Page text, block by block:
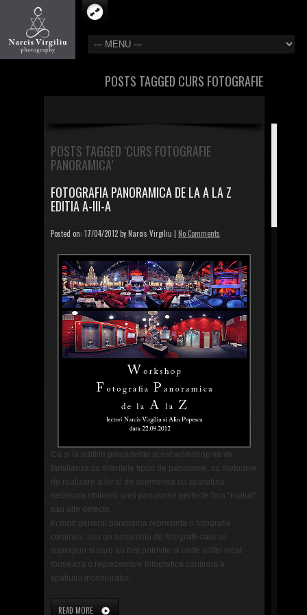
POSTS TAGGED CURS FOTOGRAFIE
POSTS TAGGED ‘CURS FOTOGRAFIE
PANORAMICA’
FOTOGRAFIA PANORAMICA DE LA A LA Z
EDITIA A-III-A
Posted on: 17/04/2012 by Narcis Virgiliu | No Comments
Ca si la editiile precedente acest workshop va va
familiariza cu diferitele tipuri de panorame, cu metodele
de realizare a lor si de asemenea cu aparatura
necesara obtinerii unei panorame perfecte fara “rupturi”
sau alte defecte.
In mod general panorama reprezinta o fotografie
continua, sau un ansamblu de fotografii care se
suprapun si care au fost potrivite si unite astfel incat
formeaza o reprezentare fotografica continua a
spatiului inconjurator.
READ MORE